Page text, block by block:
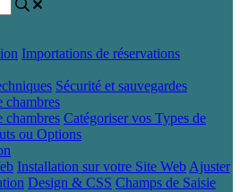
Importations de réservations
Sécurité et sauvegardes
chambres
chambres Catégoriser vos Types de
ou Options
Installation sur votre Site Web Ajuster
Design & CSS Champs de Saisie